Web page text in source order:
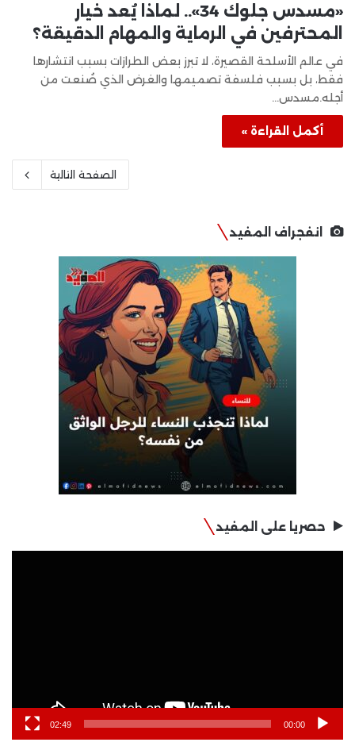
«مسدس جلوك 34».. لماذا يُعد خيار
المحترفين في الرماية والمهام الدقيقة؟
في عالم الأسلحة القصيرة، لا تبرز بعض الطرازات بسبب انتشارها
فقط، بل بسبب فلسفة تصميمها والغرض الذي صُنعت من
أجله.مسدس…
أكمل القراءة »
الصفحة التالية
انفجراف المفيد
حصريا على المفيد
00:00
02:49